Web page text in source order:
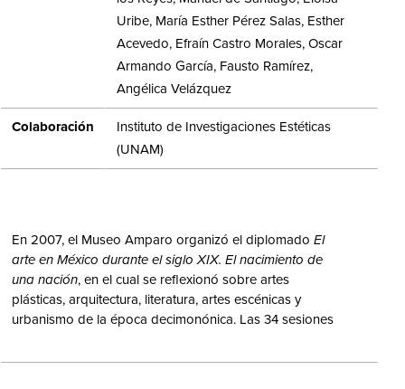
Uribe, María Esther Pérez Salas, Esther
Acevedo, Efraín Castro Morales, Oscar
Armando García, Fausto Ramírez,
Angélica Velázquez
Colaboración
Instituto de Investigaciones Estéticas
(UNAM)
En 2007, el Museo Amparo organizó el diplomado El
arte en México durante el siglo XIX. El nacimiento de
una nación, en el cual se reflexionó sobre artes
plásticas, arquitectura, literatura, artes escénicas y
urbanismo de la época decimonónica. Las 34 sesiones
investigadores del Instituto de Investigaciones Estéticas